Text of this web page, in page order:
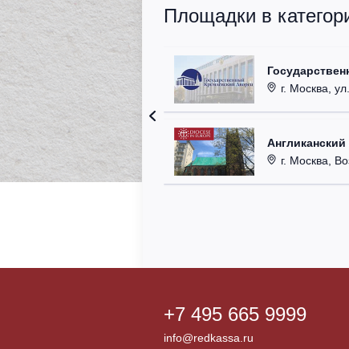
Площадки в
г. Москва,
г. Москва,
+7 495 665 9999
info@redkassa.ru